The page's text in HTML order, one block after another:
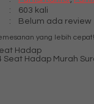
:
603 kali
: Belum ada review
yang lebih cepat!
Hadap